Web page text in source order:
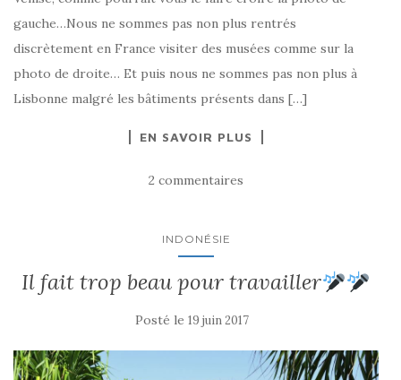
gauche…Nous ne sommes pas non plus rentrés
discrètement en France visiter des musées comme sur la
photo de droite… Et puis nous ne sommes pas non plus à
Lisbonne malgré les bâtiments présents dans […]
EN SAVOIR PLUS
2 commentaires
INDONÉSIE
Il fait trop beau pour travailler
Posté le 19 juin 2017